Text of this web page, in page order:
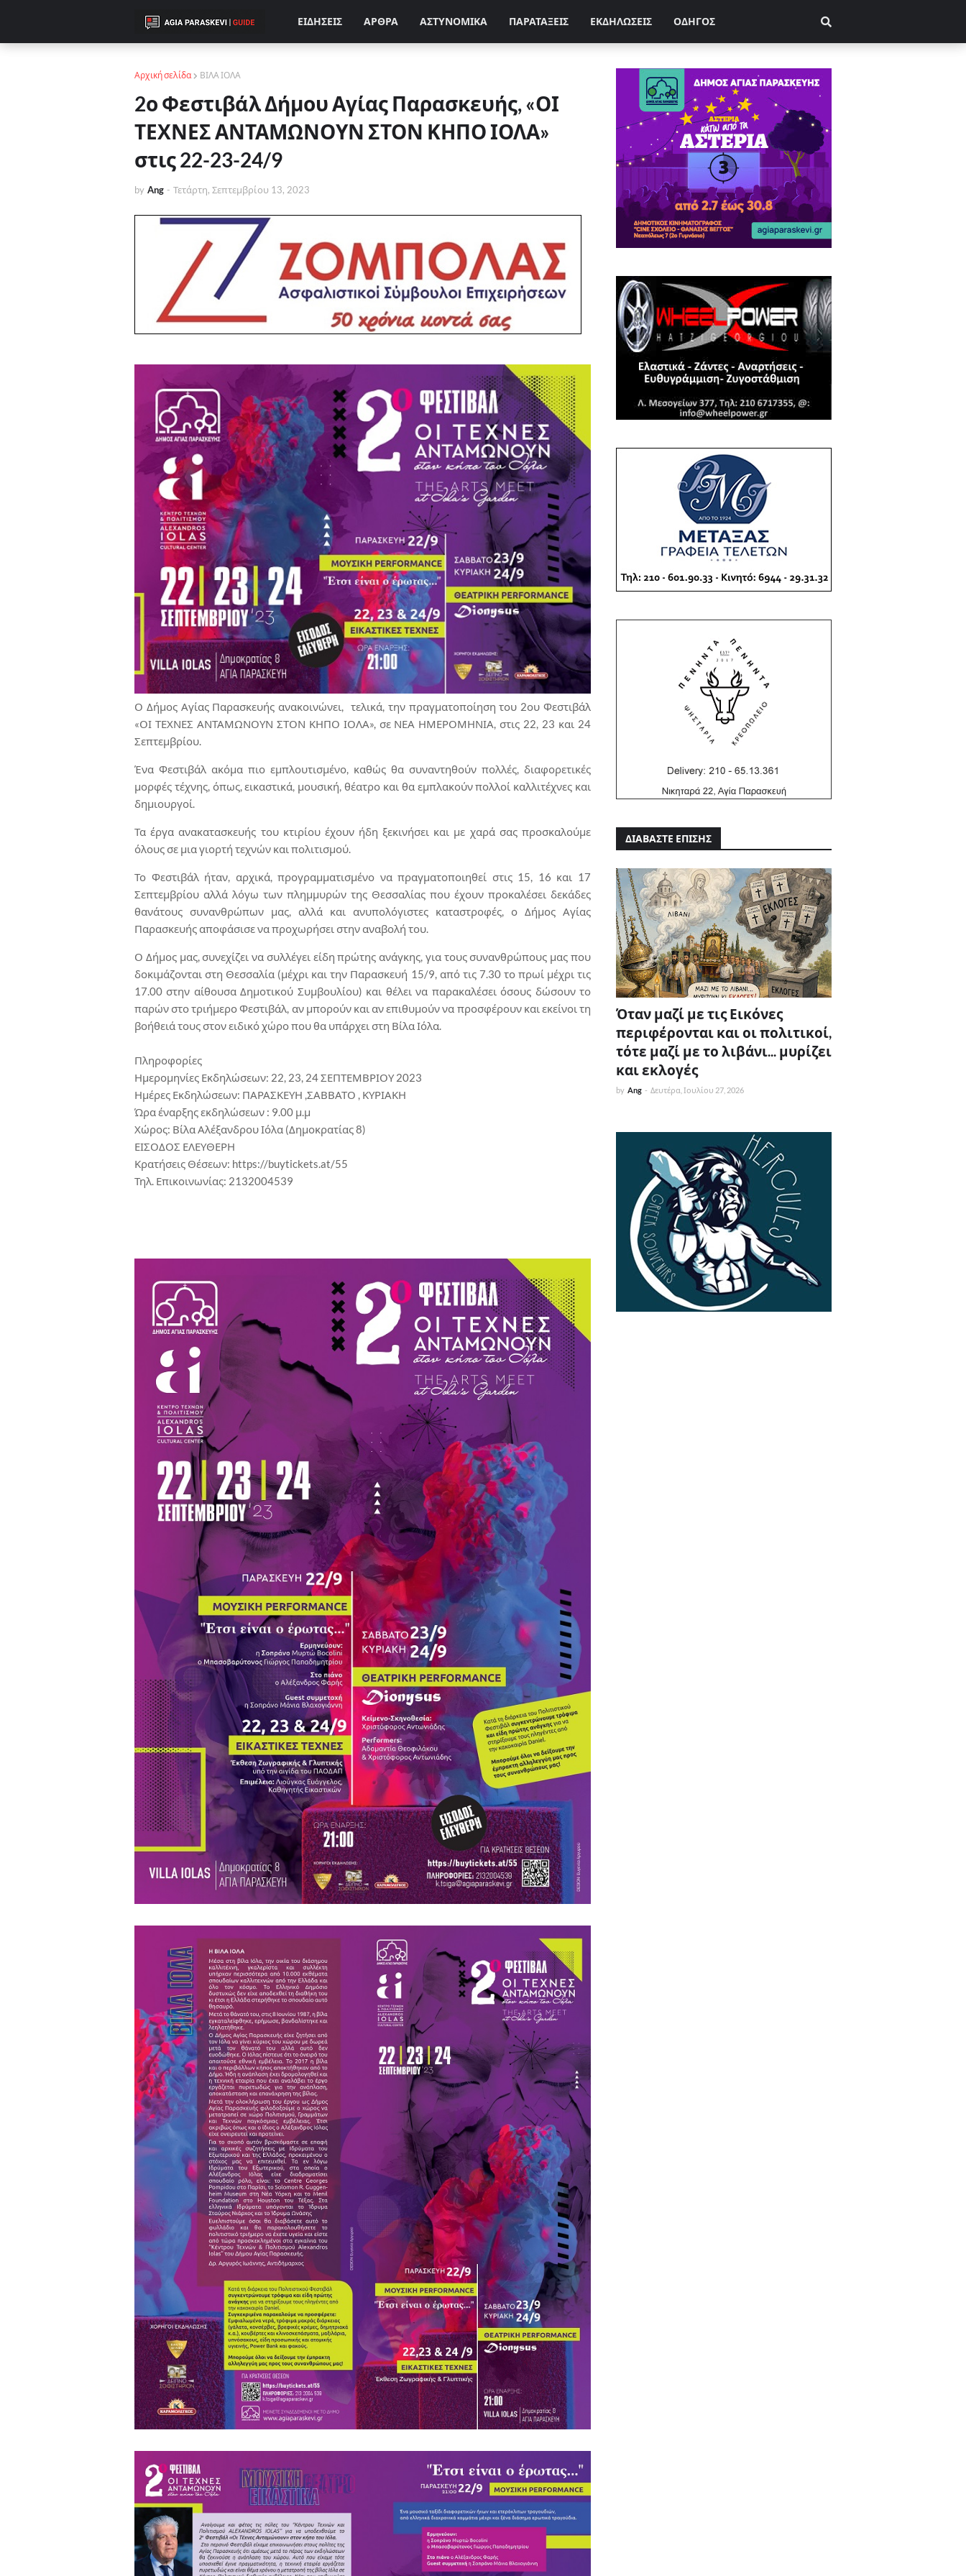
ΕΙΔΗΣΕΙΣ ΑΡΘΡΑ ΑΣΤΥΝΟΜΙΚΑ ΠΑΡΑΤΑΞΕΙΣ ΕΚΔΗΛΩΣΕΙΣ ΟΔΗΓΟΣ
Αρχική σελίδα ΒΙΛΑ ΙΟΛΑ
2ο Φεστιβάλ Δήμου Αγίας Παρασκευής, «ΟΙ
ΤΕΧΝΕΣ ΑΝΤΑΜΩΝΟΥΝ ΣΤΟΝ ΚΗΠΟ ΙΟΛΑ»
στις 22-23-24/9
by Ang - Τετάρτη, Σεπτεμβρίου 13, 2023
Ο Δήμος Αγίας Παρασκευής ανακοινώνει, τελικά, την πραγματοποίηση του 2ου Φεστιβάλ
«ΟΙ ΤΕΧΝΕΣ ΑΝΤΑΜΩΝΟΥΝ ΣΤΟΝ ΚΗΠΟ ΙΟΛΑ», σε ΝΕΑ ΗΜΕΡΟΜΗΝΙΑ, στις 22, 23 και 24
Σεπτεμβρίου.
Ένα Φεστιβάλ ακόμα πιο εμπλουτισμένο, καθώς θα συναντηθούν πολλές, διαφορετικές
μορφές τέχνης, όπως, εικαστικά, μουσική, θέατρο και θα εμπλακούν πολλοί καλλιτέχνες και
δημιουργοί.
Τα έργα ανακατασκευής του κτιρίου έχουν ήδη ξεκινήσει και με χαρά σας προσκαλούμε
όλους σε μια γιορτή τεχνών και πολιτισμού.
Το Φεστιβάλ ήταν, αρχικά, προγραμματισμένο να πραγματοποιηθεί στις 15, 16 και 17
Σεπτεμβρίου αλλά λόγω των πλημμυρών της Θεσσαλίας που έχουν προκαλέσει δεκάδες
θανάτους συνανθρώπων μας, αλλά και ανυπολόγιστες καταστροφές, ο Δήμος Αγίας
Παρασκευής αποφάσισε να προχωρήσει στην αναβολή του.
Ο Δήμος μας, συνεχίζει να συλλέγει είδη πρώτης ανάγκης, για τους συνανθρώπους μας που
δοκιμάζονται στη Θεσσαλία (μέχρι και την Παρασκευή 15/9, από τις 7.30 το πρωί μέχρι τις
17.00 στην αίθουσα Δημοτικού Συμβουλίου) και θέλει να παρακαλέσει όσους δώσουν το
παρών στο τριήμερο Φεστιβάλ, αν μπορούν και αν επιθυμούν να προσφέρουν και εκείνοι τη
βοήθειά τους στον ειδικό χώρο που θα υπάρχει στη Βίλα Ιόλα.
Πληροφορίες
Ημερομηνίες Εκδηλώσεων: 22, 23, 24 ΣΕΠΤΕΜΒΡΙΟΥ 2023
Ημέρες Εκδηλώσεων: ΠΑΡΑΣΚΕΥΗ ,ΣΑΒΒΑΤΟ , ΚΥΡΙΑΚΗ
Ώρα έναρξης εκδηλώσεων : 9.00 μ.μ
Χώρος: Βίλα Αλέξανδρου Ιόλα (Δημοκρατίας 8)
ΕΙΣΟΔΟΣ ΕΛΕΥΘΕΡΗ
Κρατήσεις Θέσεων: https://buytickets.at/55
Τηλ. Επικοινωνίας: 2132004539
ΔΙΑΒΑΣΤΕ ΕΠΙΣΗΣ
Όταν μαζί με τις Εικόνες
περιφέρονται και οι πολιτικοί,
τότε μαζί με το λιβάνι... μυρίζει
και εκλογές
by Ang - Δευτέρα, Ιουλίου 27, 2026